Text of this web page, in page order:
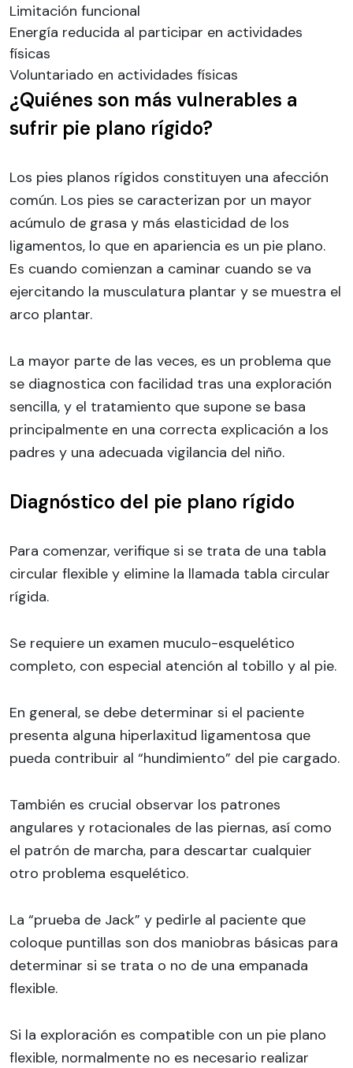
Limitación funcional
Energía reducida al participar en actividades
físicas
Voluntariado en actividades físicas
¿Quiénes son más vulnerables a
sufrir pie plano rígido?
Los pies planos rígidos constituyen una afección
común. Los pies se caracterizan por un mayor
acúmulo de grasa y más elasticidad de los
ligamentos, lo que en apariencia es un pie plano.
Es cuando comienzan a caminar cuando se va
ejercitando la musculatura plantar y se muestra el
arco plantar.
La mayor parte de las veces, es un problema que
se diagnostica con facilidad tras una exploración
sencilla, y el tratamiento que supone se basa
principalmente en una correcta explicación a los
padres y una adecuada vigilancia del niño.
Diagnóstico del pie plano rígido
Para comenzar, verifique si se trata de una tabla
circular flexible y elimine la llamada tabla circular
rígida.
Se requiere un examen muculo-esquelético
completo, con especial atención al tobillo y al pie.
En general, se debe determinar si el paciente
presenta alguna hiperlaxitud ligamentosa que
pueda contribuir al “hundimiento” del pie cargado.
También es crucial observar los patrones
angulares y rotacionales de las piernas, así como
el patrón de marcha, para descartar cualquier
otro problema esquelético.
La “prueba de Jack” y pedirle al paciente que
coloque puntillas son dos maniobras básicas para
determinar si se trata o no de una empanada
flexible.
Si la exploración es compatible con un pie plano
flexible, normalmente no es necesario realizar